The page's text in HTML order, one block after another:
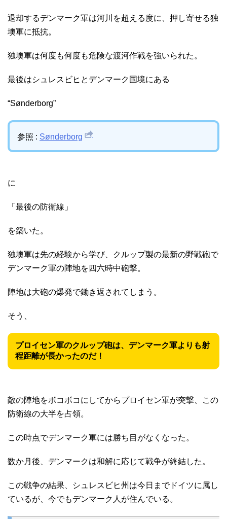
退却するデンマーク軍は河川を超える度に、押し寄せる独
墺軍に抵抗。
独墺軍は何度も何度も危険な渡河作戦を強いられた。
最後はシュレスビヒとデンマーク国境にある
“Sønderborg”
参照 : Sønderborg
に
「最後の防衛線」
を築いた。
独墺軍は先の経験から学び、クルップ製の最新の野戦砲で
デンマーク軍の陣地を四六時中砲撃。
陣地は大砲の爆発で鋤き返されてしまう。
そう、
プロイセン軍のクルップ砲は、デンマーク軍よりも射
程距離が長かったのだ！
敵の陣地をボコボコにしてからプロイセン軍が突撃、この
防衛線の大半を占領。
この時点でデンマーク軍には勝ち目がなくなった。
数か月後、デンマークは和解に応じて戦争が終結した。
この戦争の結果、シュレスビヒ州は今日までドイツに属し
ているが、今でもデンマーク人が住んでいる。